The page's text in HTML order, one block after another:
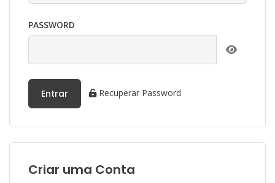
PASSWORD
Entrar Recuperar Password
Criar uma Conta